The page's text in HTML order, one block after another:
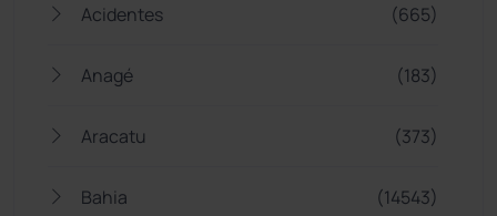
Acidentes (665)
Anagé (183)
Aracatu (373)
Bahia (14543)